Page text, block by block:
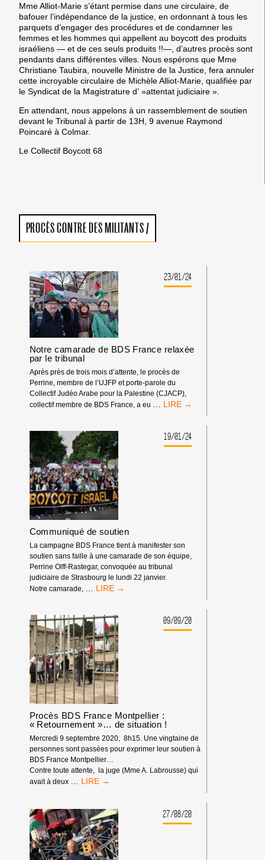
Mme Alliot-Marie s’étant permise dans une circulaire, de
bafouer l’indépendance de la justice, en ordonnant à tous les
parquets d’engager des procédures et de condamner les
femmes et les hommes qui appellent au boycott des produits
israéliens — et de ces seuls produits !!—, d’autres procès sont
pendants dans différentes villes. Nous espérons que Mme
Christiane Taubira, nouvelle Ministre de la Justice, fera annuler
cette incroyable circulaire de Michèle Alliot-Marie, qualifiée par
le Syndicat de la Magistrature d’ »attentat judiciaire ».
En attendant, nous appelons à un rassemblement de soutien
devant le Tribunal à partir de 13H, 9 avenue Raymond
Poincaré à Colmar.
Le Collectif Boycott 68
PROCÈS CONTRE DES MILITANTS/
23/01/24
Notre camarade de BDS France relaxée
par le tribunal
Après près de trois mois d’attente, le procès de
Perrine, membre de l’UJFP et porte-parole du
Collectif Judéo Arabe pour la Palestine (CJACP),
collectif membre de BDS France, a eu
NOTRE
BDS
FRANCE
19/01/24
Communiqué de soutien
La campagne BDS France tient à manifester son
soutien sans faille à une camarade de son équipe,
Perrine Olff-Rastegar, convoquée au tribunal
judiciaire de Strasbourg le lundi 22 janvier.
Notre camarade,
… COMMUNIQUÉ
09/09/20
Procès BDS France Montpellier :
« Retournement »… de situation !
Mercredi 9 septembre 2020, 8h15. Une vingtaine de
personnes sont passées pour exprimer leur soutien à
BDS France Montpellier…
Contre toute attente, la juge (Mme A. Labrousse) qui
avait à deux … PROCÈS
MONTPELLIER
:
« RETOURNEMENT »…
DE
SITUATION !
27/08/20